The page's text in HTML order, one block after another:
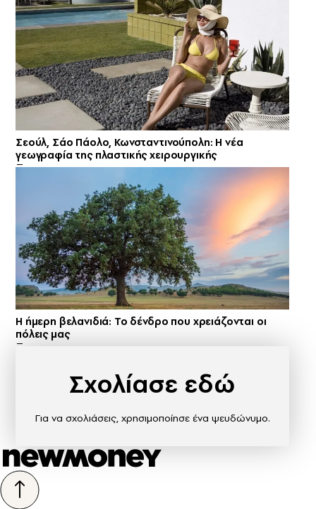
Σεούλ, Σάο Πάολο, Κωνσταντινούπολη: Η νέα
γεωγραφία της πλαστικής χειρουργικής
Η ήμερη βελανιδιά: Το δένδρο που χρειάζονται οι
πόλεις μας
Σχολίασε εδώ
Για να σχολιάσεις, χρησιμοποίησε ένα ψευδώνυμο.